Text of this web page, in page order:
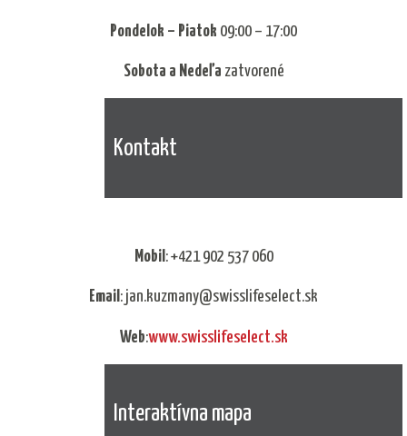
Pondelok – Piatok 09:00 – 17:00
Sobota a Nedeľa zatvorené
Kontakt
Mobil : +421 902 537 060
Email : jan.kuzmany@swisslifeselect.sk
Web:www.swisslifeselect.sk
Interaktívna mapa